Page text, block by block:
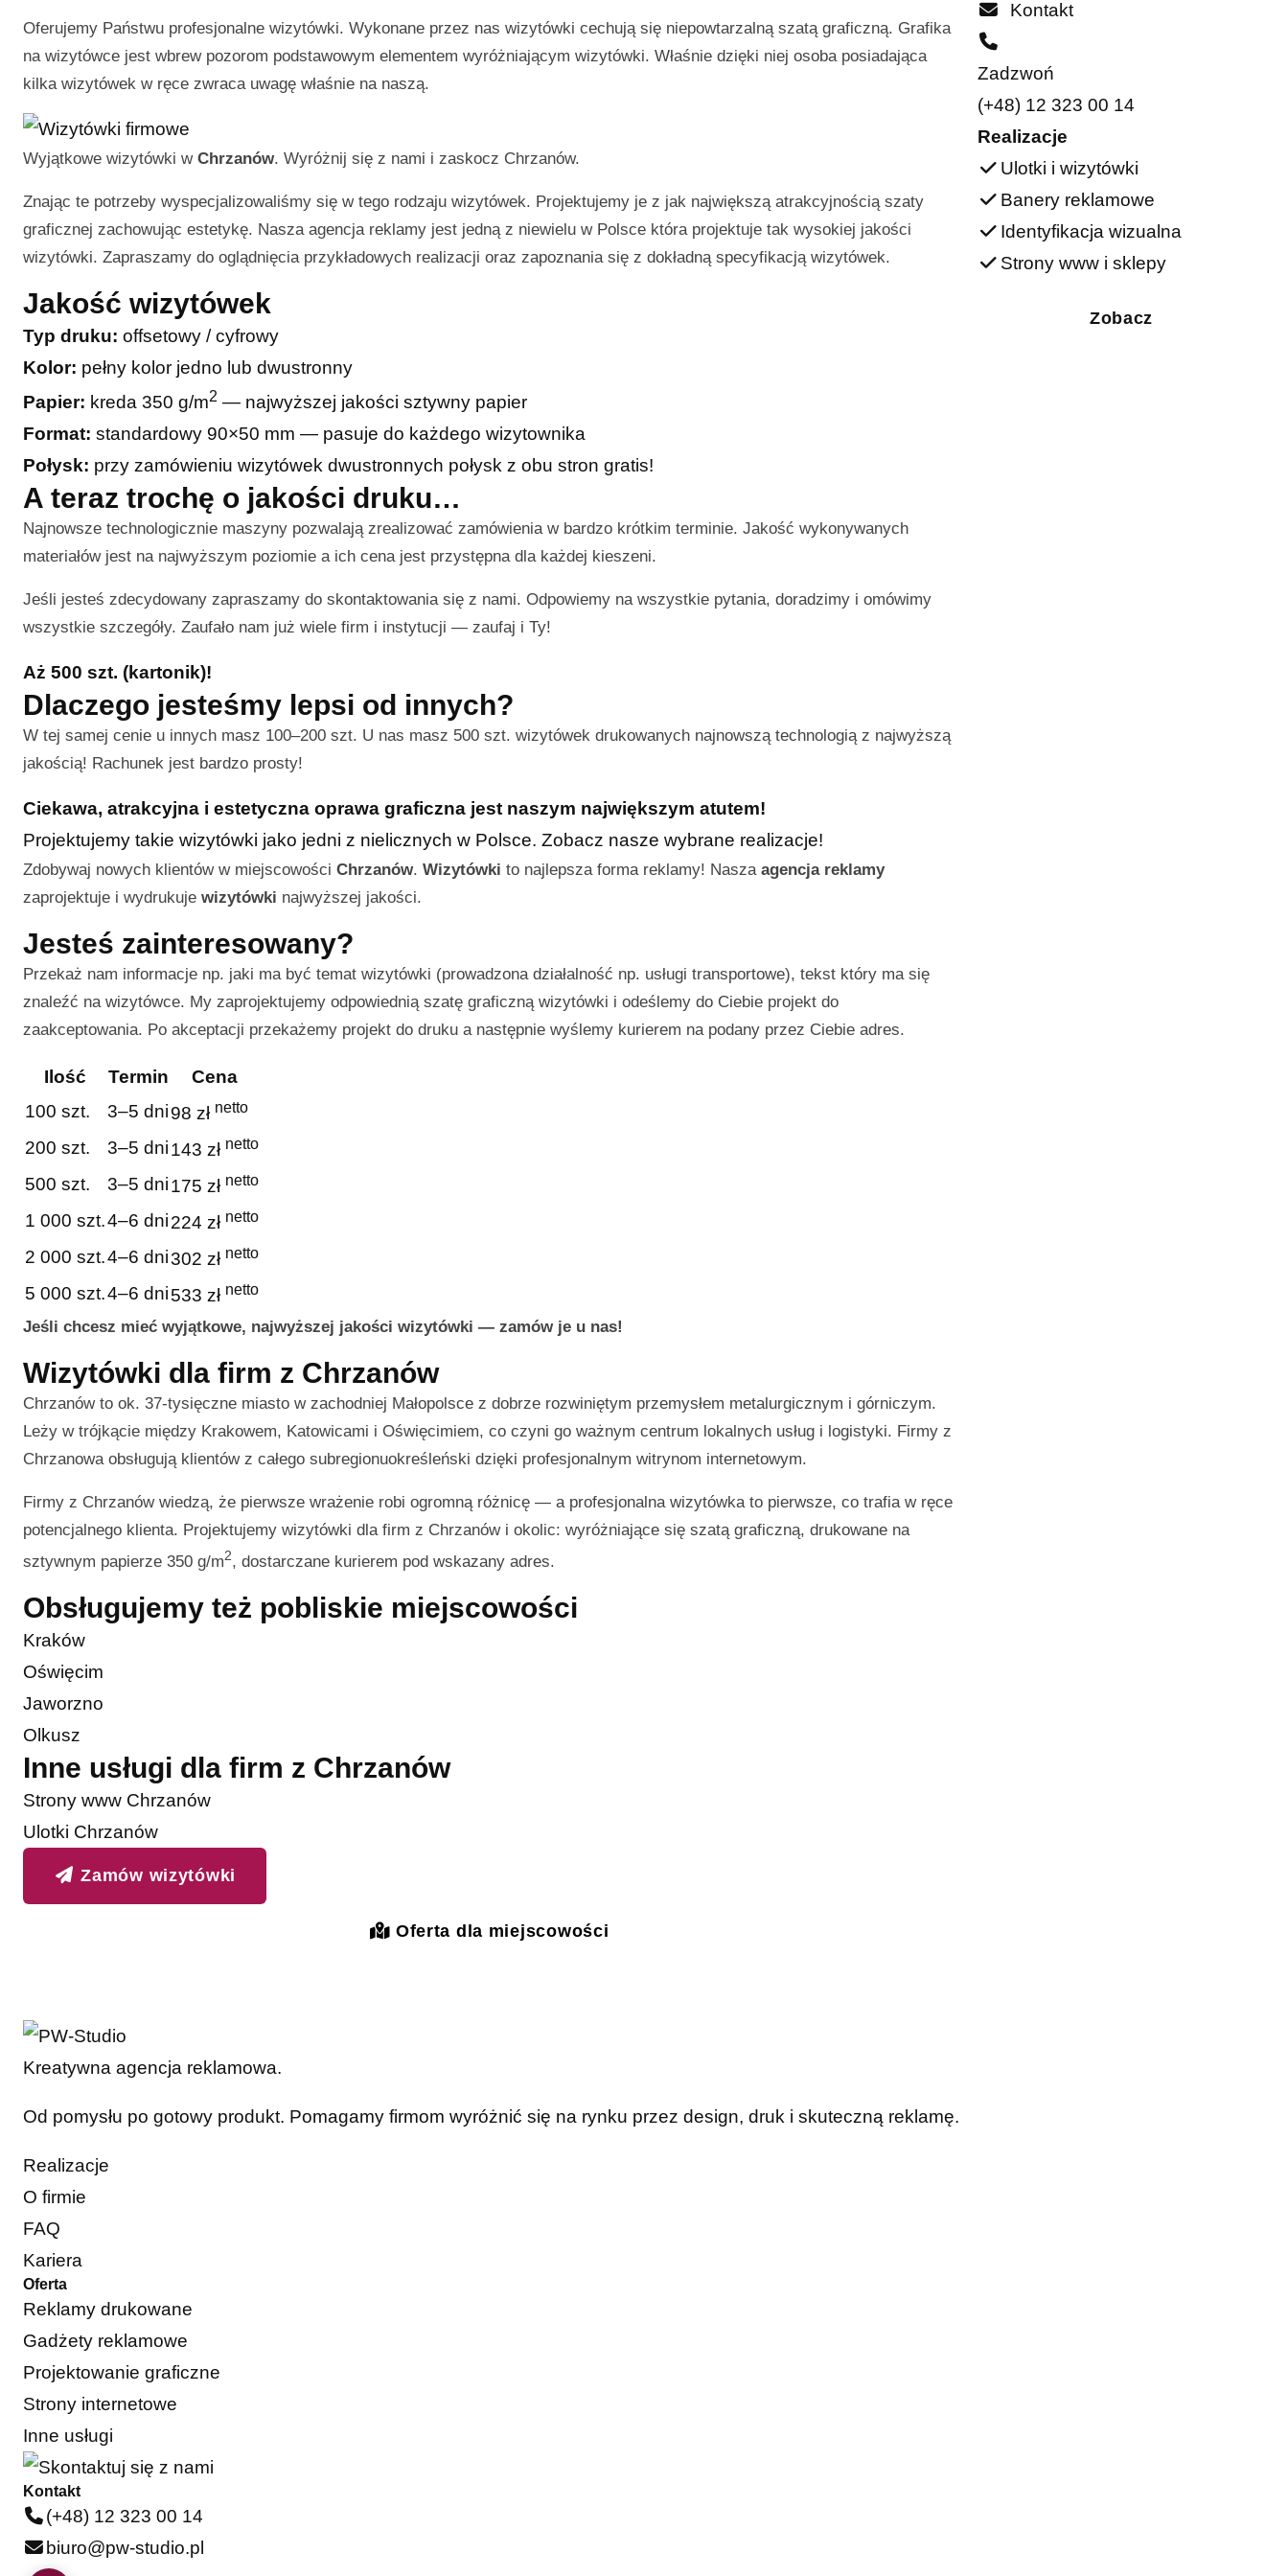
Oferujemy Państwu profesjonalne wizytówki. Wykonane przez nas wizytówki cechują się niepowtarzalną szatą graficzną. Grafika
na wizytówce jest wbrew pozorom podstawowym elementem wyróżniającym wizytówki. Właśnie dzięki niej osoba posiadająca
kilka wizytówek w ręce zwraca uwagę właśnie na naszą.
Wyjątkowe wizytówki w Chrzanów. Wyróżnij się z nami i zaskocz Chrzanów.
Znając te potrzeby wyspecjalizowaliśmy się w tego rodzaju wizytówek. Projektujemy je z jak największą atrakcyjnością szaty
graficznej zachowując estetykę. Nasza agencja reklamy jest jedną z niewielu w Polsce która projektuje tak wysokiej jakości
wizytówki. Zapraszamy do oglądnięcia przykładowych realizacji oraz zapoznania się z dokładną specyfikacją wizytówek.
Jakość wizytówek
Typ druku: offsetowy / cyfrowy
Kolor: pełny kolor jedno lub dwustronny
Papier: kreda 350 g/m2 — najwyższej jakości sztywny papier
Format: standardowy 90×50 mm — pasuje do każdego wizytownika
Połysk: przy zamówieniu wizytówek dwustronnych połysk z obu stron gratis!
A teraz trochę o jakości druku…
Najnowsze technologicznie maszyny pozwalają zrealizować zamówienia w bardzo krótkim terminie. Jakość wykonywanych
materiałów jest na najwyższym poziomie a ich cena jest przystępna dla każdej kieszeni.
Jeśli jesteś zdecydowany zapraszamy do skontaktowania się z nami. Odpowiemy na wszystkie pytania, doradzimy i omówimy
wszystkie szczegóły. Zaufało nam już wiele firm i instytucji — zaufaj i Ty!
Aż 500 szt. (kartonik)!
Dlaczego jesteśmy lepsi od innych?
W tej samej cenie u innych masz 100–200 szt. U nas masz 500 szt. wizytówek drukowanych najnowszą technologią z najwyższą
jakością! Rachunek jest bardzo prosty!
Ciekawa, atrakcyjna i estetyczna oprawa graficzna jest naszym największym atutem!
Projektujemy takie wizytówki jako jedni z nielicznych w Polsce. Zobacz nasze wybrane realizacje!
Zdobywaj nowych klientów w miejscowości Chrzanów. Wizytówki to najlepsza forma reklamy! Nasza agencja reklamy
zaprojektuje i wydrukuje wizytówki najwyższej jakości.
Jesteś zainteresowany?
Przekaż nam informacje np. jaki ma być temat wizytówki (prowadzona działalność np. usługi transportowe), tekst który ma się
znaleźć na wizytówce. My zaprojektujemy odpowiednią szatę graficzną wizytówki i odeślemy do Ciebie projekt do
zaakceptowania. Po akceptacji przekażemy projekt do druku a następnie wyślemy kurierem na podany przez Ciebie adres.
Ilość Termin
Cena
100 szt.
3–5 dni98 zł netto
200 szt. 3–5 dni143 zł netto
500 szt. 3–5 dni175 zł netto
1 000 szt.4–6 dni224 zł netto
2 000 szt.4–6 dni302 zł netto
5 000 szt.4–6 dni533 zł netto
Jeśli chcesz mieć wyjątkowe, najwyższej jakości wizytówki — zamów je u nas!
Wizytówki dla firm z Chrzanów
Chrzanów to ok. 37-tysięczne miasto w zachodniej Małopolsce z dobrze rozwiniętym przemysłem metalurgicznym i górniczym.
Leży w trójkącie między Krakowem, Katowicami i Oświęcimiem, co czyni go ważnym centrum lokalnych usług i logistyki. Firmy z
Chrzanowa obsługują klientów z całego subregionuokreśleński dzięki profesjonalnym witrynom internetowym.
Firmy z Chrzanów wiedzą, że pierwsze wrażenie robi ogromną różnicę — a profesjonalna wizytówka to pierwsze, co trafia w ręce
potencjalnego klienta. Projektujemy wizytówki dla firm z Chrzanów i okolic: wyróżniające się szatą graficzną, drukowane na
sztywnym papierze 350 g/m2, dostarczane kurierem pod wskazany adres.
Obsługujemy też pobliskie miejscowości
Kraków
Oświęcim
Jaworzno
Olkusz
Inne usługi dla firm z Chrzanów
Strony www Chrzanów
Ulotki Chrzanów
Zamów wizytówki
Oferta dla miejscowości
Kontakt
Zadzwoń
(+48) 12 323 00 14
Realizacje
Ulotki i wizytówki
Banery reklamowe
Identyfikacja wizualna
Strony www i sklepy
Zobacz
Kreatywna agencja reklamowa.
Od pomysłu po gotowy produkt. Pomagamy firmom wyróżnić się na rynku przez design, druk i skuteczną reklamę.
Realizacje
O firmie
FAQ
Kariera
Oferta
Reklamy drukowane
Gadżety reklamowe
Projektowanie graficzne
Strony internetowe
Inne usługi
Kontakt
(+48) 12 323 00 14
biuro@pw-studio.pl